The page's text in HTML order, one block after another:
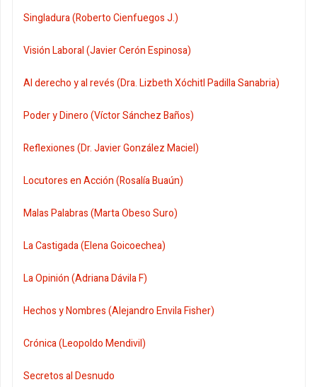
Singladura (Roberto Cienfuegos J.)
Visión Laboral (Javier Cerón Espinosa)
Al derecho y al revés (Dra. Lizbeth Xóchitl Padilla Sanabria)
Poder y Dinero (Víctor Sánchez Baños)
Reflexiones (Dr. Javier González Maciel)
Locutores en Acción (Rosalía Buaún)
Malas Palabras (Marta Obeso Suro)
La Castigada (Elena Goicoechea)
La Opinión (Adriana Dávila F)
Hechos y Nombres (Alejandro Envila Fisher)
Crónica (Leopoldo Mendivil)
Secretos al Desnudo